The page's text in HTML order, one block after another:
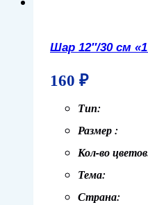
Шар 12″/30 см
160 ₽
Тип:
Размер :
Кол-во
Тема: 1
Страна: